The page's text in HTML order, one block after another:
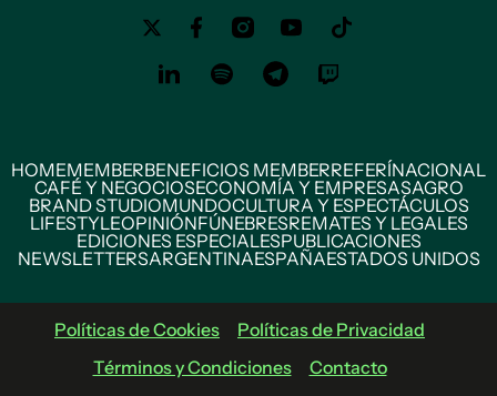
HOMEMEMBERBENEFICIOS MEMBERREFERÍNACIONAL
CAFÉ Y NEGOCIOSECONOMÍA Y EMPRESASAGRO
BRAND STUDIOMUNDOCULTURA Y ESPECTÁCULOS
LIFESTYLEOPINIÓNFÚNEBRESREMATES Y LEGALES
EDICIONES ESPECIALESPUBLICACIONES
NEWSLETTERSARGENTINAESPAÑAESTADOS UNIDOS
Políticas de Cookies
Políticas de Privacidad
Términos y Condiciones
Contacto